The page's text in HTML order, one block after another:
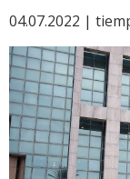
04.07.2022 |